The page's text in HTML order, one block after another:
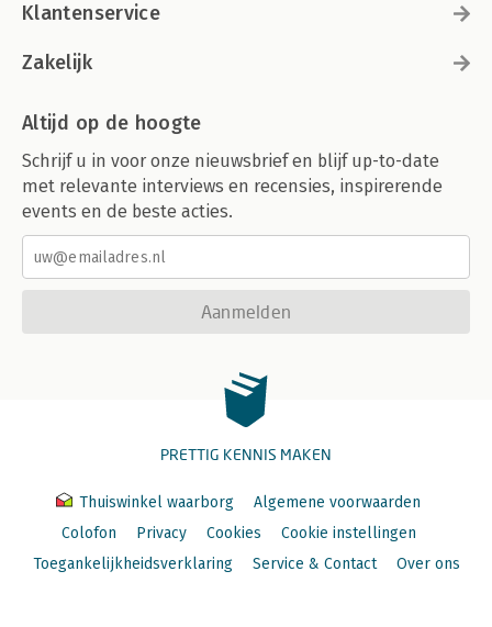
Klantenservice
Zakelijk
Altijd op de hoogte
Schrijf u in voor onze nieuwsbrief en blijf up-to-date
met relevante interviews en recensies, inspirerende
events en de beste acties.
Aanmelden
PRETTIG KENNIS MAKEN
Thuiswinkel waarborg
Algemene voorwaarden
Colofon
Privacy Cookies
Cookie instellingen
Toegankelijkheidsverklaring
Service & Contact Over ons